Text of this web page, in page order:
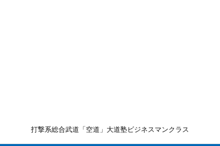
打撃系総合武道「空道」大道塾ビジネスマンクラス